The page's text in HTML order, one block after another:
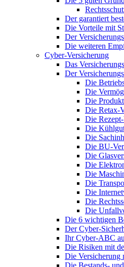
Der garantiert
Die Vorteile mit
Der
Die weiteren
Cyber-Versicherung
Das
Der
Die
Die
Die
Die Retax-
Die
Die
Die
Die BU-
Die
Die
Die
Die
Die
Die
Die
Die 6 wichtigen
Der Cyber-
Ihr Cyber-ABC
Die Risiken mit
Die Versicherung
Die Bestands-